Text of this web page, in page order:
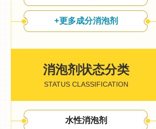
+更多成分消泡剂
消泡剂状态分类
STATUS CLASSIFICATION
水性消泡剂